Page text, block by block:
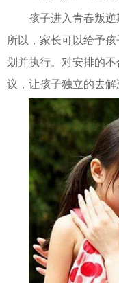
孩子进入青春叛逆
所以，家长可以给予
划并执行。对安排的
议，让孩子独立的去解